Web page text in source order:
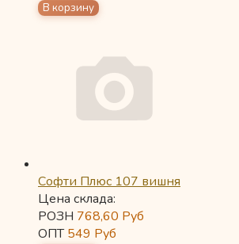
Софти Плюс 107 вишня
Цена склада:
РОЗН 768,60 Руб
ОПТ549 Руб